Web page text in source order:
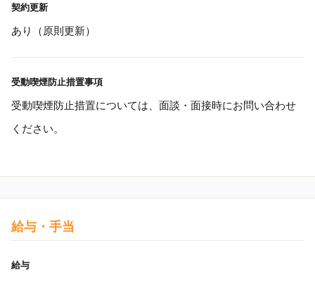
契約更新
あり（原則更新）
受動喫煙防止措置事項
受動喫煙防止措置については、面談・面接時にお問い合わせ
ください。
給与・手当
給与